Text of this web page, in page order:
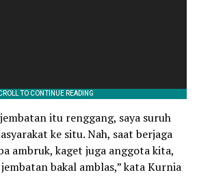
itu renggang, saya suruh
ke situ. Nah, saat berjaga
ambruk, kaget juga anggota kita,
bakal amblas,” kata Kurnia